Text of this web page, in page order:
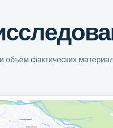
объём фактических